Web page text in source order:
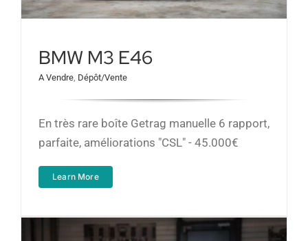
BMW M3 E46
A Vendre Dépôt/Vente
En très rare boîte Getrag manuelle 6 rapport,
parfaite, améliorations "CSL" - 45.000€
Learn More